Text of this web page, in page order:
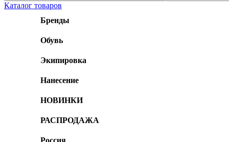
Каталог товаров
Бренды
Обувь
Экипировка
Нанесение
НОВИНКИ
РАСПРОДАЖА
Россия